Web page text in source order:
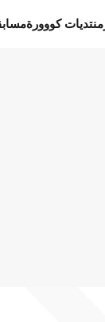
منتديات كووورة